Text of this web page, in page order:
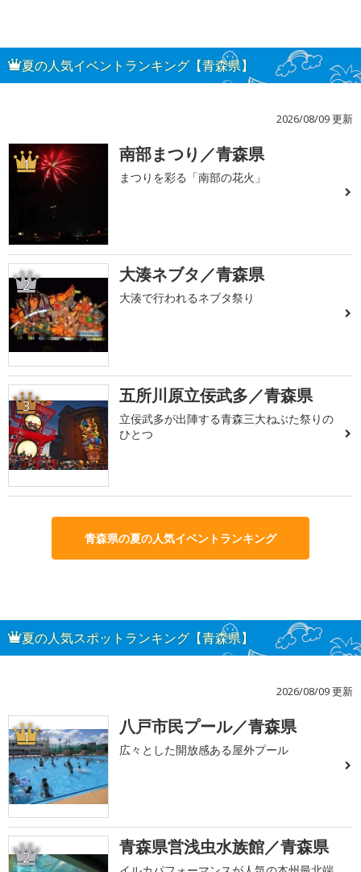
夏の人気イベントランキング【青森県】
2026/08/09 更新
1 南部まつり／青森県
まつりを彩る「南部の花火」
2 大湊ネブタ／青森県
大湊で行われるネブタ祭り
3 五所川原立佞武多／青森県
立佞武多が出陣する青森三大ねぶた祭りの
ひとつ
青森県の夏の人気イベントランキング
夏の人気スポットランキング【青森県】
2026/08/09 更新
1 八戸市民プール／青森県
広々とした開放感ある屋外プール
2 青森県営浅虫水族館／青森県